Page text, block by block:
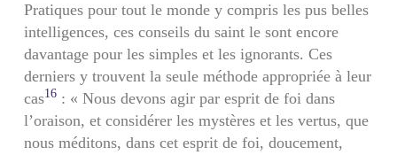
Pratiques pour tout le monde y compris les pus belles
intelligences, ces conseils du saint le sont encore
davantage pour les simples et les ignorants. Ces
derniers y trouvent la seule méthode appropriée à leur
cas16: « Nous devons agir par esprit de foi dans
l’oraison, et considérer les mystères et les vertus, que
nous méditons, dans cet esprit de foi, doucement,